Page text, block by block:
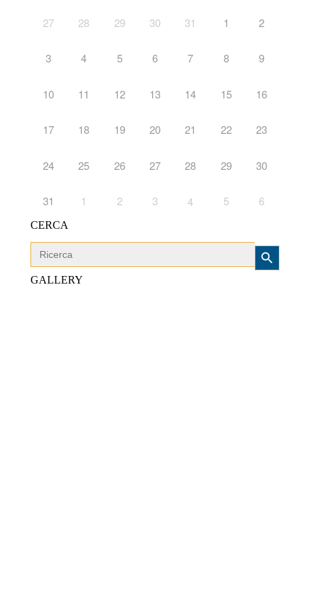
27 28 29 30 31 1 2
3 4 5 6 7 8 9
10 11 12 13 14 15 16
17 18 19 20 21 22 23
24 25 26 27 28 29 30
31 1 2 3 4 5 6
CERCA
Search
for:
Search Button
GALLERY